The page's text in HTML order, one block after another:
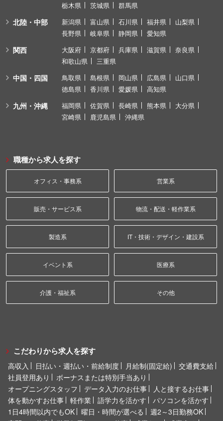
栃木県
茨城県 群馬県
北陸・中部 新潟県 富山県 石川県 福井県
山梨県
長野県
岐阜県 静岡県 愛知県
関西 大阪府 京都府 兵庫県 滋賀県
奈良県
和歌山県
三重県
中国・四国 鳥取県 島根県 岡山県 広島県
山口県
徳島県
香川県 愛媛県 高知県
九州・沖縄 福岡県 佐賀県 長崎県 熊本県
大分県
宮崎県
鹿児島県 沖縄県
職種から求人を探す
オフィス・事務系 営業系
販売・サービス系 物流・配送・軽作業系
製造系 IT・技術・デザイン・建設系
イベント系 医療系
介護・福祉系 その他
こだわりから求人を探す
高収入 日払い・週払い・前給制度 月給制(固定給)
交通費支給
社員登用あり
ボーナスまたは特別手当あり
オープニングスタッフ
データ入力のお仕事
人と接するお仕事
体を動かすお仕事
軽作業 語学力を活かす
パソコンを活かす
1日4時間以内でもOK
曜日・時間が選べる
週2～3日勤務OK